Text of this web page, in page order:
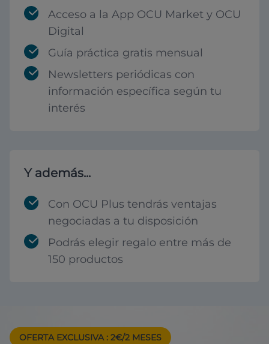
Acceso a la App OCU Market y OCU
Digital
Guía práctica gratis mensual
Newsletters periódicas con
información específica según tu
interés
Y además...
Con OCU Plus tendrás ventajas
negociadas a tu disposición
Podrás elegir regalo entre más de
150 productos
OFERTA EXCLUSIVA : 2€/2 MESES